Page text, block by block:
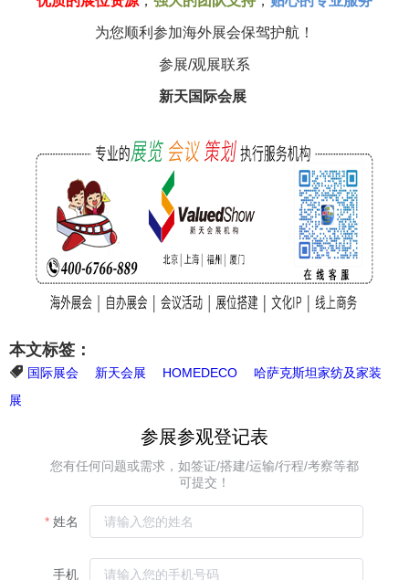
为您顺利参加海外展会保驾护航！
参展/观展联系
新天国际会展
本文标签：
国际展会 新天会展 HOMEDECO
哈萨克斯坦家纺及家装
展